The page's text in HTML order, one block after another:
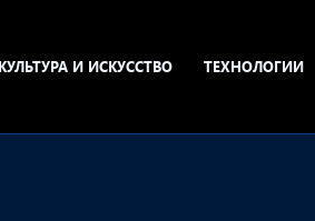
КУЛЬТУРА И ИСКУССТВО ТЕХНОЛОГИИ